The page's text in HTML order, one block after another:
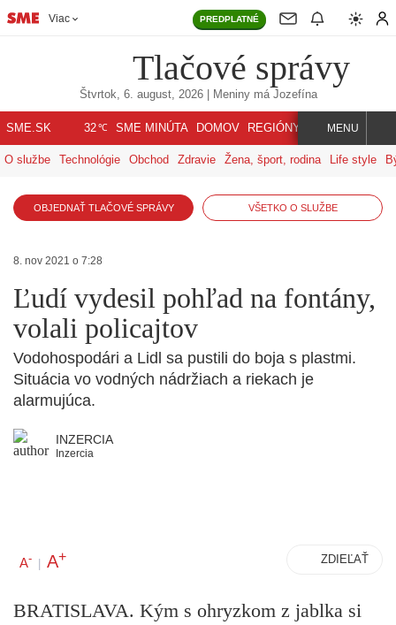
Viac PREDPLATNÉ
Tlačové správy
Štvrtok, 6. august, 2026| Meniny má Jozefína
SME.SK 32℃ SME MINÚTA DOMOV REGIÓNY INDEX SVET
MENU
O službe Technológie Obchod Zdravie Žena, šport, rodina Life style
OBJEDNAŤ TLAČOVÉ SPRÁVY VŠETKO O SLUŽBE
8. nov 2021 o 7:28
Ľudí vydesil pohľad na fontány,
volali policajtov
Vodohospodári a Lidl sa pustili do boja s plastmi.
Situácia vo vodných nádržiach a riekach je
alarmujúca.
INZERCIA
Inzercia
A- | A+ ZDIEĽAŤ
BRATISLAVA. Kým s ohryzkom z jablka si